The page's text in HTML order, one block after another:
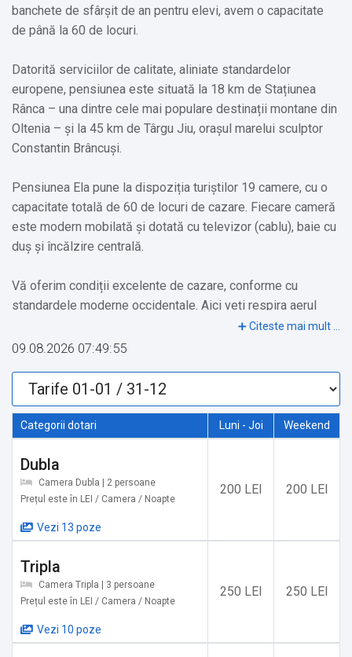
banchete de sfârșit de an pentru elevi, avem o capacitate
de până la 60 de locuri.
Datorită serviciilor de calitate, aliniate standardelor
europene, pensiunea este situată la 18 km de Stațiunea
Rânca – una dintre cele mai populare destinații montane din
Oltenia – și la 45 km de Târgu Jiu, orașul marelui sculptor
Constantin Brâncuși.
Pensiunea Ela pune la dispoziția turiștilor 19 camere, cu o
capacitate totală de 60 de locuri de cazare. Fiecare cameră
este modern mobilată și dotată cu televizor (cablu), baie cu
duș și încălzire centrală.
Vă oferim condiții excelente de cazare, conforme cu
standardele moderne occidentale. Aici veți respira aerul
curat al zonei montane și vă veți răcori sufletul cu apa
limpede și rece ca gheața a Râului Gilort.
Pentru recreere și mișcare, oaspeții au la dispoziție un mini
teren de sport. La cerere, se pot organiza excursii, partide
de vânătoare sau pescuit, pentru a descoperi farmecul și
bogățiile zonei.
Datorită poziționării pensiunii la doar 20 de metri de Râul
Gilort, vara există posibilitatea de a face baie, plajă sau
pescuit direct în apropiere.
Dacă simțiți nevoia de relaxare și aer curat, Oltenia de sub
munte vă așteaptă cu brațele deschise!
Salon:
09.08.2026 07:49:55
Categorii dotari Luni - Joi Weekend
Dubla
Camera Dubla | 2 persoane
Prețul este în LEI / Camera / Noapte
Vezi 13 poze
200 LEI 200 LEI
Tripla
Camera Tripla | 3 persoane
Prețul este în LEI / Camera / Noapte
Vezi 10 poze
250 LEI 250 LEI